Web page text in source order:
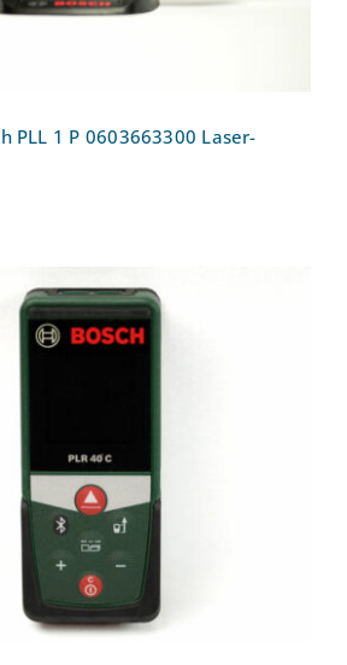
PLL 1 P 0603663300 Laser-
PLR40C